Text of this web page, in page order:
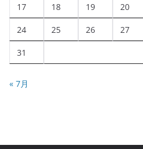
17 18 19 20
24 25 26 27
31
« 7月